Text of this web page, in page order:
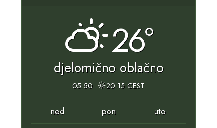
26°
djelomično oblačno
05:50 20:15 CEST
ned pon
uto